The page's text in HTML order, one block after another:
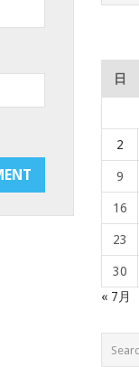
日
2
9
16
23
30
« 7月